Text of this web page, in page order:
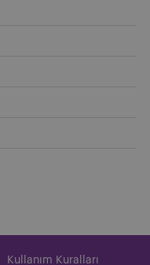
Kullanım Kuralları